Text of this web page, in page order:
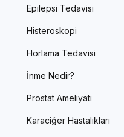
Epilepsi Tedavisi
Histeroskopi
Horlama Tedavisi
İnme Nedir?
Prostat Ameliyatı
Karaciğer Hastalıkları